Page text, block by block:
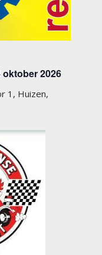
oktober 2026
1, Huizen,